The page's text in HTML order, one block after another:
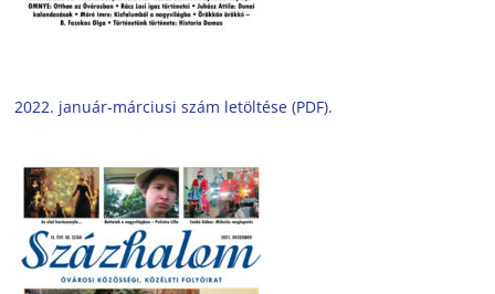
2022. január-márciusi szám letöltése (PDF).